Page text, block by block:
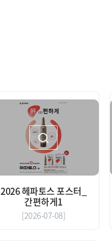
2026 헤파토스 포스터_
간편하게1
[2026-07-08]